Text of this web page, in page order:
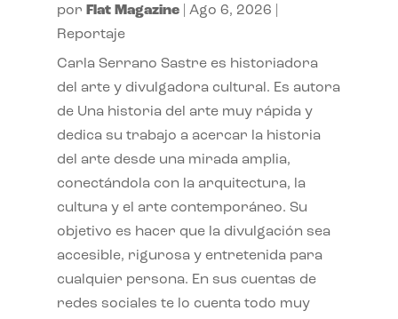
por Flat Magazine| Ago 6, 2026
Reportaje
Carla Serrano Sastre es historiadora
del arte y divulgadora cultural. Es autora
de Una historia del arte muy rápida y
dedica su trabajo a acercar la historia
del arte desde una mirada amplia,
conectándola con la arquitectura, la
cultura y el arte contemporáneo. Su
objetivo es hacer que la divulgación sea
accesible, rigurosa y entretenida para
cualquier persona. En sus cuentas de
redes sociales te lo cuenta todo muy